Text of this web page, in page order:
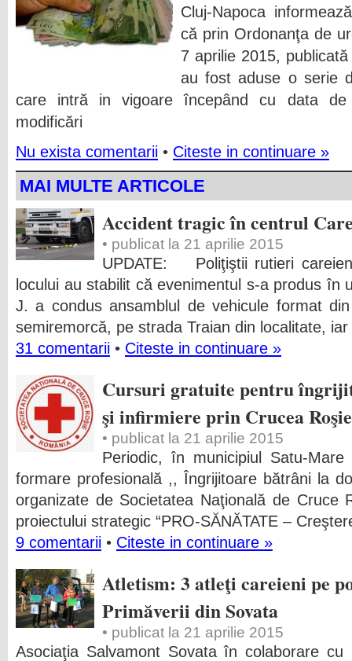
Cluj-Napoca
că prin Ordonanţa de
7 aprilie 2015,
au fost aduse o serie
care intră in vigoare începând cu data de
modificări
Nu exista comentarii • Citeste in continuare »
MAI MULTE ARTICOLE
Accident tragic în centrul
• publicat la 21 aprilie 2015
UPDATE: Poliţiştii rutieri
locului au stabilit că evenimentul s-a produs în
J. a condus ansamblul de vehicule format
semiremorcă, pe strada Traian din localitate,
31 comentarii • Citeste in continuare »
Cursuri gratuite pentru
şi infirmiere prin Crucea Roşie
• publicat la 21 aprilie 2015
Periodic, în municipiul Satu-
formare profesională ,, Îngrijitoare bătrâni la
organizate de Societatea Naţională de Cruce
proiectului strategic “PRO-SĂNĂTATE –
9 comentarii • Citeste in continuare »
Atletism: 3 atleţi careieni pe
Primăverii din Sovata
• publicat la 21 aprilie 2015
Asociaţia Salvamont Sovata în colaborare